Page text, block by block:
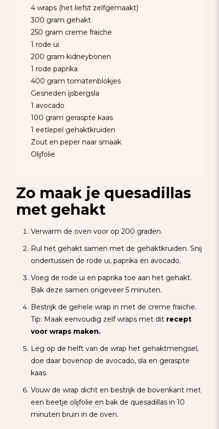
4 wraps (het liefst zelfgemaakt)
300 gram gehakt
250 gram creme fraiche
1 rode ui
200 gram kidneybonen
1 rode paprika
400 gram tomatenblokjes
Gesneden ijsbergsla
1 avocado
100 gram geraspte kaas
1 eetlepel gehaktkruiden
Zout en peper naar smaak
Olijfolie
Zo maak je quesadillas
met gehakt
Verwarm de oven voor op 200 graden.
Rul het gehakt samen met de gehaktkruiden. Snij
ondertussen de rode ui, paprika en avocado.
Voeg de rode ui en paprika toe aan het gehakt.
Bak deze samen ongeveer 5 minuten.
Bestrijk de gehele wrap in met de creme fraiche.
Tip: Maak eenvoudig zelf wraps met dit recept
voor wraps maken.
Leg op de helft van de wrap het gehaktmengsel,
doe daar bovenop de avocado, sla en geraspte
kaas.
Vouw de wrap dicht en bestrijk de bovenkant met
een beetje olijfolie en bak de quesadillas in 10
minuten bruin in de oven.